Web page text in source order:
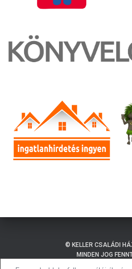
© KELLER CSALÁDI
MINDEN JOG